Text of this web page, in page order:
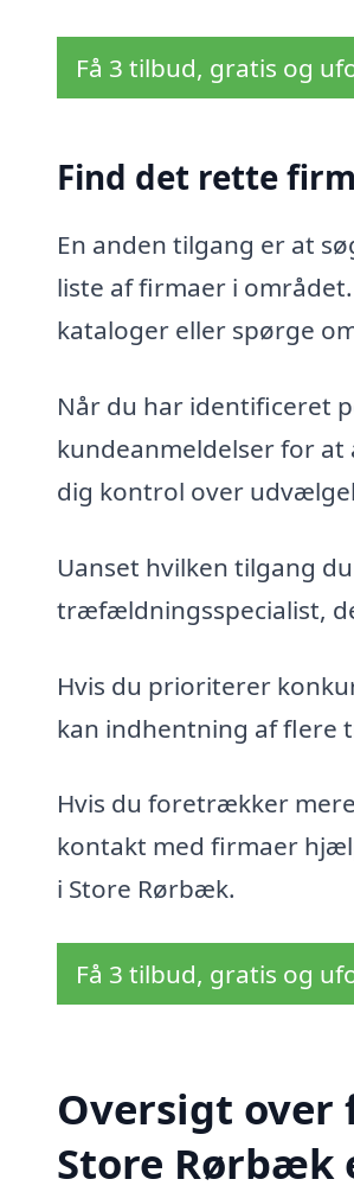
Få 3 tilbud, gratis og
Find det rette
En anden tilgang er at
liste af firmaer i
kataloger eller spørge
Når du har identificeret
kundeanmeldelser for
dig kontrol over
Uanset hvilken tilgang
træfældningsspecialist,
Hvis du prioriterer
kan indhentning af flere
Hvis du foretrækker
kontakt med firmaer
i Store Rørbæk.
Få 3 tilbud, gratis og
Oversigt
Store Rørbæk